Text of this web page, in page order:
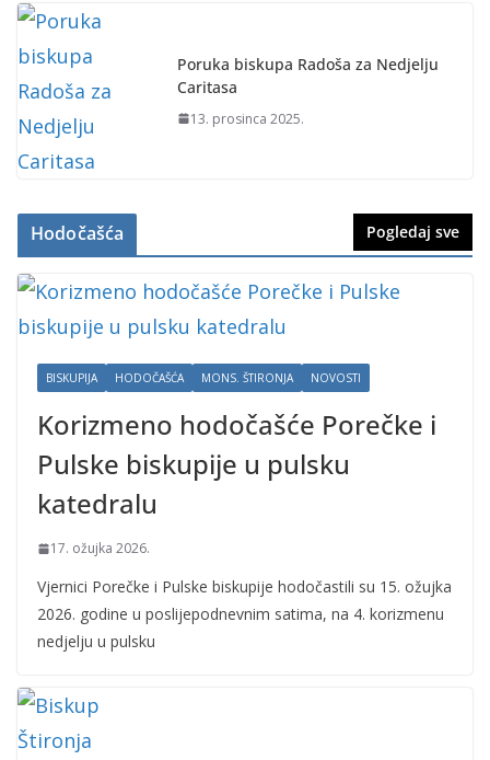
Poruka biskupa Radoša za Nedjelju
Caritasa
13. prosinca 2025.
Hodočašća Pogledaj sve
BISKUPIJA HODOČAŠĆA MONS. ŠTIRONJA NOVOSTI
Korizmeno hodočašće Porečke i
Pulske biskupije u pulsku
katedralu
17. ožujka 2026.
Vjernici Porečke i Pulske biskupije hodočastili su 15. ožujka
2026. godine u poslijepodnevnim satima, na 4. korizmenu
nedjelju u pulsku